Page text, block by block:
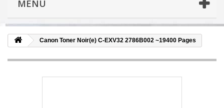
MENU
Canon Toner Noir(e) C-EXV32 2786B002 ~19400 Pages